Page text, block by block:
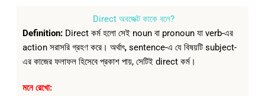
Direct অবজেক্ট কাকে বলে?
Definition:Direct কর্ম হলো সেই noun বা pronoun যা verb-এর
action সরাসরি গ্রহণ করে। অর্থাৎ, sentence-এ যে বিষয়টি subject-
এর কাজের ফলাফল হিসেবে প্রকাশ পায়, সেটিই direct কর্ম।
মনে রেখো: